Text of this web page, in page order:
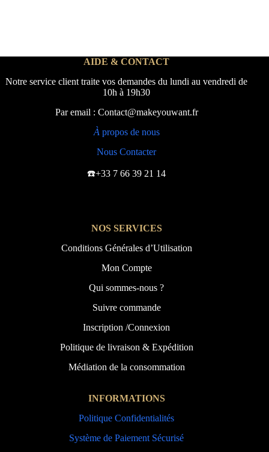
AIDE & CONTACT
Notre service client traite vos demandes du lundi au vendredi de
10h à 19h30
Par email : Contact@makeyouwant.fr
À propos de nous
Nous Contacter
☎️+33 7 66 39 21 14
NOS SERVICES
Conditions Générales d’Utilisation
Mon Compte
Qui sommes-nous ?
Suivre commande
Inscription /Connexion
Politique de livraison & Expédition
Médiation de la consommation
INFORMATIONS
Politique Confidentialités
Système de Paiement Sécurisé